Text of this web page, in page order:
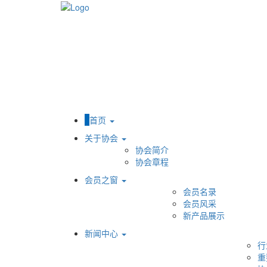
首页
关于协会
协会简介
协会章程
会员之窗
会员名录
会员风采
新产品展示
新闻中心